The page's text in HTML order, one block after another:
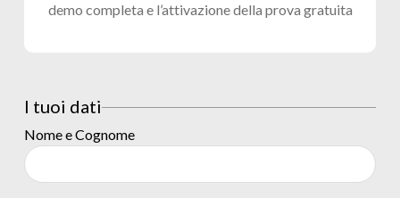
demo completa e l’attivazione della prova gratuita
I tuoi dati
Nome e Cognome